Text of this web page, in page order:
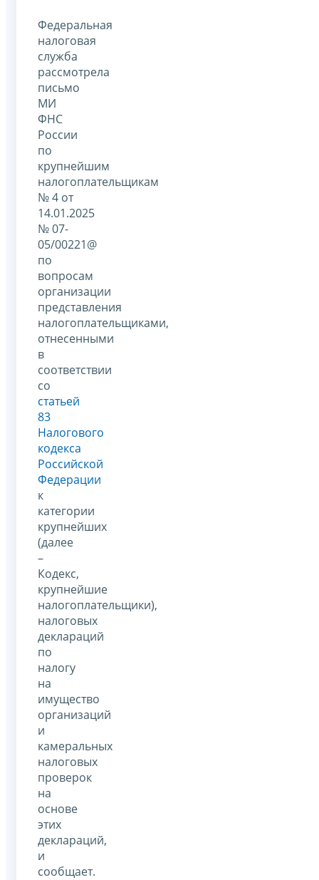
Федеральная
налоговая
служба
рассмотрела
письмо
МИ
ФНС
России
по
крупнейшим
налогоплательщикам
№ 4 от
14.01.2025
№ 07-
05/00221@
по
вопросам
организации
представления
налогоплательщиками,
отнесенными
в
соответствии
со
статьей
83
Налогового
кодекса
Российской
Федерации
к
категории
крупнейших
(далее
–
Кодекс,
крупнейшие
налогоплательщики),
налоговых
деклараций
по
налогу
на
имущество
организаций
и
камеральных
налоговых
проверок
на
основе
этих
деклараций,
и
сообщает.